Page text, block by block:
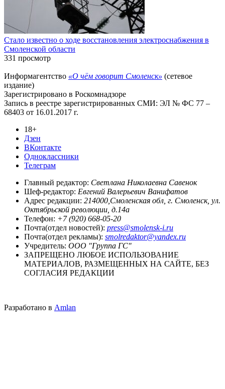
Стало известно о ходе восстановления электроснабжения в
Смоленской области
331 просмотр
Информагентство «О чём говорит Смоленск» (сетевое
издание)
Зарегистрировано в Роскомнадзоре
Запись в реестре зарегистрированных СМИ: ЭЛ № ФС 77 –
68403 от 16.01.2017 г.
18+
Дзен
ВКонтакте
Одноклассники
Телеграм
Главный редактор: Светлана Николаевна Савенок
Шеф-редактор: Евгений Валерьевич Ванифатов
Адрес редакции: 214000,Смоленская обл, г. Смоленск, ул.
Октябрьской революции, д.14а
Телефон: +7 (920) 668-05-20
Почта(отдел новостей): press@smolensk-i.ru
Почта(отдел рекламы): smolredaktor@yandex.ru
Учредитель: ООО "Группа ГС"
ЗАПРЕЩЕНО ЛЮБОЕ ИСПОЛЬЗОВАНИЕ
МАТЕРИАЛОВ, РАЗМЕЩЕННЫХ НА САЙТЕ, БЕЗ
СОГЛАСИЯ РЕДАКЦИИ
Разработано в Amlan